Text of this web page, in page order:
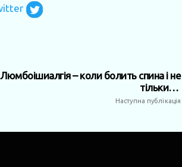
Люмбоішиалгія – коли болить спина і не
тільки…
Наступна публікація